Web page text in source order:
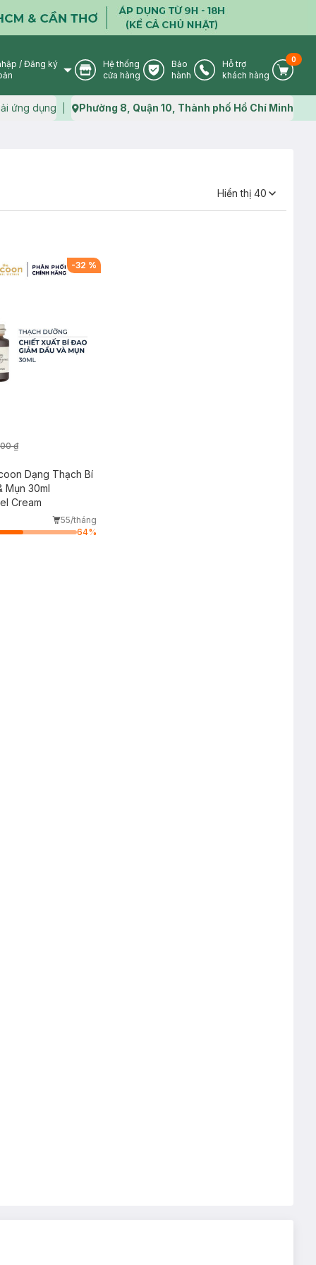
User Icon
/ Đăng ký
Store Icon
Hệ thống
cửa hàng
Warranty Icon
Bảo
hành
Phone Icon
Hỗ trợ
khách hàng
Cart
0
ứng dụng Map icon
Phường 8, Quận 10, Thành phố Hồ Chí Minh
Hiển thị 40
-32 %
₫
Dạng Thạch Bí
Mụn 30ml
Cream
55/tháng
64%